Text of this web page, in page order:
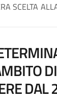
SCELTA